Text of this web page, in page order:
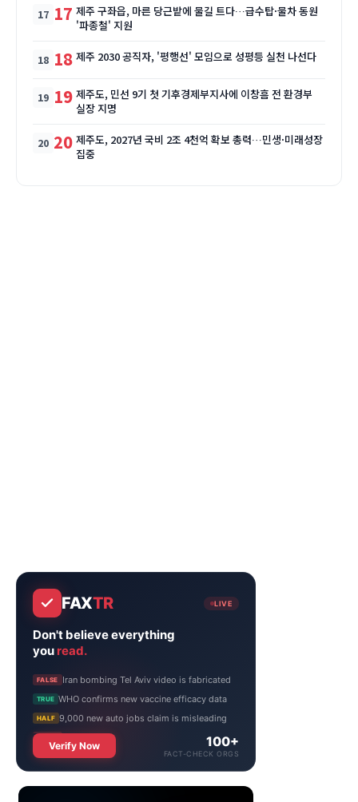
17 제주 구좌읍, 마른 당근밭에 물길 트다…급수탑·물차 동원
'파종철' 지원
18 제주 2030 공직자, '평행선' 모임으로 성평등 실천 나선다
19 제주도, 민선 9기 첫 기후경제부지사에 이창흠 전 환경부
실장 지명
20 제주도, 2027년 국비 2조 4천억 확보 총력…민생·미래성장
집중